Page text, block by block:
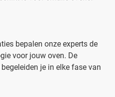
bepalen onze experts de
voor jouw oven. De
je in elke fase van